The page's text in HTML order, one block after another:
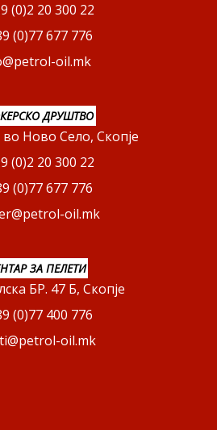
(0)2 20 300 22
(0)77 677 776
oil.mk
ДРУШТВО
во Ново Село, Скопје
(0)2 20 300 22
(0)77 677 776
oil.mk
ЗА ПЕЛЕТИ
БР. 47 Б, Скопје
(0)77 400 776
oil.mk